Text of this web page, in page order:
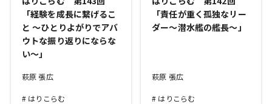
「経験を成長に繋げるこ
と ～ひとりよがりでアバ
ウトな振り返りにならな
い～」
萩原 張広
はりこらむ
「責任が重く孤独なリー
ダー～潜水艦の艦長～」
萩原 張広
はりこらむ